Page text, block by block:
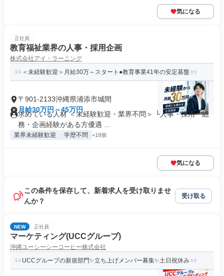
気になる
正社員
教育福祉業界の人事・採用企画
株式会社アイ・ラーニング
＜未経験歓迎＞月給30万～スタート●教育事業41年の安定基盤
〒901-2133沖縄県浦添市城間
月給30万円～45万円
求めている人材 ＜未経験歓迎・業界不問＞ └人事・採用・総
務・企画経験がある方優遇 ...
業界未経験歓迎 学歴不問 +18個
気になる
この条件を保存して、新着求人を受け取りませ
んか？
受け取る
NEW 正社員
マーケティング(UCCグループ)
沖縄ユーシーシーコーヒー株式会社
UCCグループの新規部門✨立ち上げメンバー募集✨土日祝休み